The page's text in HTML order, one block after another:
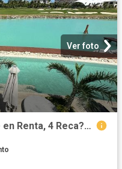
Ver foto
Departamento Garden House en Renta, 4 Reca?maras, Estudio TV, en La Vela, Puerto Canc?n